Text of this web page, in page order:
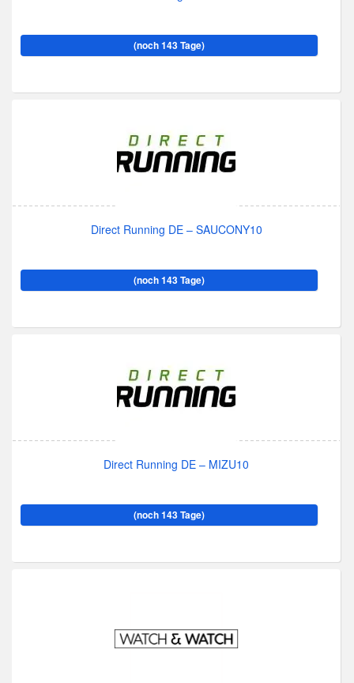
(noch 143 Tage)
Direct Running DE – SAUCONY10
(noch 143 Tage)
Direct Running DE – MIZU10
(noch 143 Tage)